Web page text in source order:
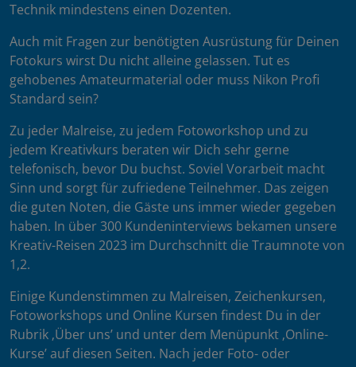
Technik mindestens einen Dozenten.
Auch mit Fragen zur benötigten Ausrüstung für Deinen
Fotokurs wirst Du nicht alleine gelassen. Tut es
gehobenes Amateurmaterial oder muss Nikon Profi
Standard sein?
Zu jeder Malreise, zu jedem Fotoworkshop und zu
jedem Kreativkurs beraten wir Dich sehr gerne
telefonisch, bevor Du buchst. Soviel Vorarbeit macht
Sinn und sorgt für zufriedene Teilnehmer. Das zeigen
die guten Noten, die Gäste uns immer wieder gegeben
haben. In über 300 Kundeninterviews bekamen unsere
Kreativ-Reisen 2023 im Durchschnitt die Traumnote von
1,2.
Einige Kundenstimmen zu Malreisen, Zeichenkursen,
Fotoworkshops und Online Kursen findest Du in der
Rubrik ‚Über uns’ und unter dem Menüpunkt ‚Online-
Kurse’ auf diesen Seiten. Nach jeder Foto- oder